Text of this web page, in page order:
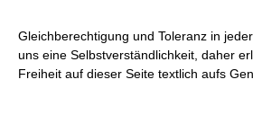
Gleichberechtigung und Toleranz in
uns eine Selbstverständlichkeit, daher
Freiheit auf dieser Seite textlich aufs